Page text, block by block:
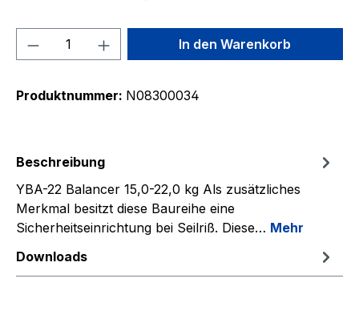
Produkt Anzahl: Gib denIn den Warenkorb
Produktnummer: N08300034
Beschreibung
YBA-22 Balancer 15,0-22,0 kg Als zusätzliches
Merkmal besitzt diese Baureihe eine
Sicherheitseinrichtung bei Seilriß. Diese… Mehr
Downloads